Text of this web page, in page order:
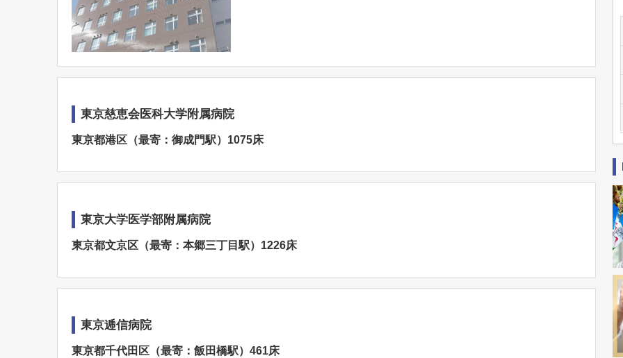
東京慈恵会医科大学附属病院
東京都港区（最寄：御成門駅）1075床
東京大学医学部附属病院
東京都文京区（最寄：本郷三丁目駅）1226床
東京逓信病院
東京都千代田区（最寄：飯田橋駅）461床